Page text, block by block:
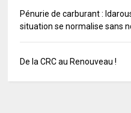
Pénurie de carburant :
situation se normalise sans
De la CRC au Renouveau !